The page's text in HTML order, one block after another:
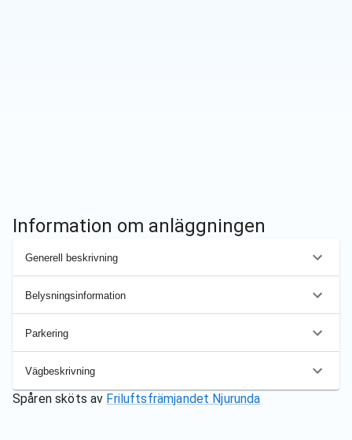
Information om anläggningen
Generell beskrivning
Belysningsinformation
Parkering
Vägbeskrivning
Spåren sköts av Friluftsfrämjandet Njurunda